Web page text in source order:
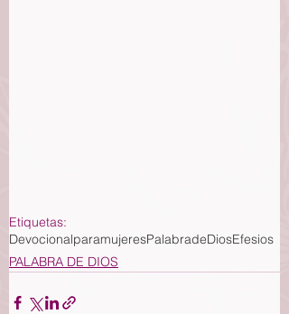
Etiquetas:
DevocionalparamujeresPalabradeDiosEfesios
PALABRA DE DIOS